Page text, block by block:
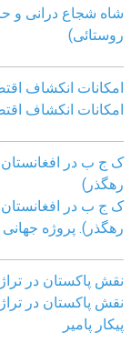
شاه شجاع درانی و
روستائی)
امکانات انکشاف
امکانات انکشاف
ک ج ب در افغانستان
رهگذر)
ک ج ب در افغانستان
رهگذر). پروژه
نقش پاکستان در
نقش پاکستان در
پیکار پامیر